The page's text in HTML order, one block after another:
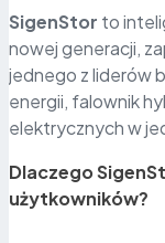
SigenStor to
nowej generacji,
jednego z liderów
energii, falownik
elektrycznych w
Dlaczego
użytkowników?